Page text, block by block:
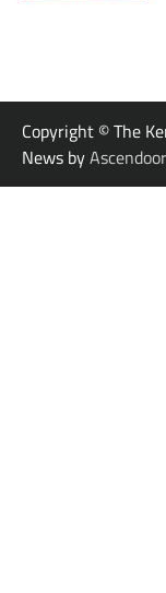
Copyright © The
News byAscendoor